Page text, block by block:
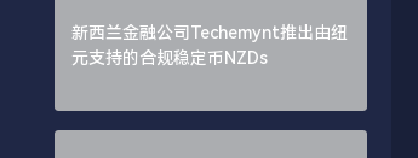
新西兰金融公司Techemynt推出由纽
元支持的合规稳定币NZDs